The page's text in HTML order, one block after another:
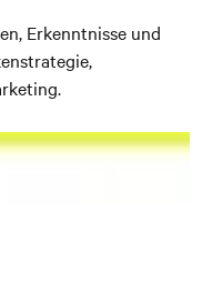
Erkenntnisse und